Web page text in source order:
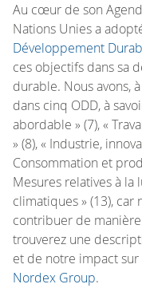
Au cœur de son
Nations Unies a
Développement
ces objectifs dans sa
durable. Nous avons,
dans cinq ODD, à
abordable » (7), «
» (8), « Industrie,
Consommation et
Mesures relatives à la
climatiques » (13),
contribuer de
trouverez une
et de notre impact sur
Nordex Group.